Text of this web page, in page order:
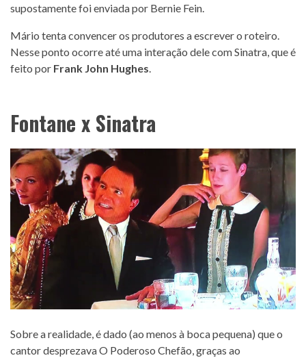
supostamente foi enviada por Bernie Fein.
Mário tenta convencer os produtores a escrever o roteiro.
Nesse ponto ocorre até uma interação dele com Sinatra, que é
feito por Frank John Hughes
Fontane x Sinatra
Sobre a realidade, é dado (ao menos à boca pequena) que o
cantor desprezava O Poderoso Chefão, graças ao